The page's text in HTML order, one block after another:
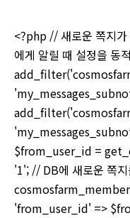
<?php // 새로운 쪽지가
에게 알릴 때 설정을 동
$from_user_id =
'1'; // DB에 새로운 쪽
'from_user_id' =>